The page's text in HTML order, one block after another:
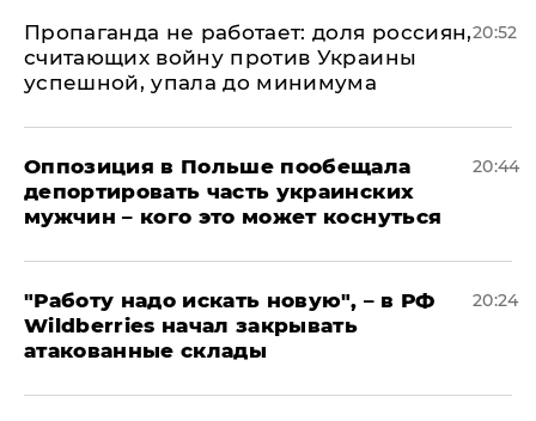
​Пропаганда не работает: доля россиян,
считающих войну против Украины
успешной, упала до минимума
20:52
Оппозиция в Польше пообещала
депортировать часть украинских
мужчин – кого это может коснуться
20:44
"Работу надо искать новую", – в РФ
Wildberries начал закрывать
атакованные склады
20:24